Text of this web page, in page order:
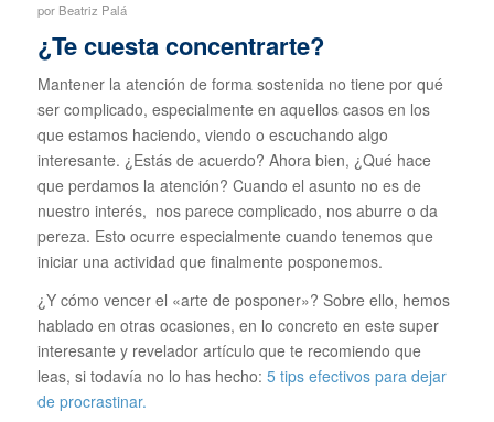
por Beatriz Palá
¿Te cuesta concentrarte?
Mantener la atención de forma sostenida no tiene por qué
ser complicado, especialmente en aquellos casos en los
que estamos haciendo, viendo o escuchando algo
interesante. ¿Estás de acuerdo? Ahora bien, ¿Qué hace
que perdamos la atención? Cuando el asunto no es de
nuestro interés, nos parece complicado, nos aburre o da
pereza. Esto ocurre especialmente cuando tenemos que
iniciar una actividad que finalmente posponemos.
¿Y cómo vencer el «arte de posponer»? Sobre ello, hemos
hablado en otras ocasiones, en lo concreto en este super
interesante y revelador artículo que te recomiendo que
leas, si todavía no lo has hecho: 5 tips efectivos para dejar
de procrastinar.